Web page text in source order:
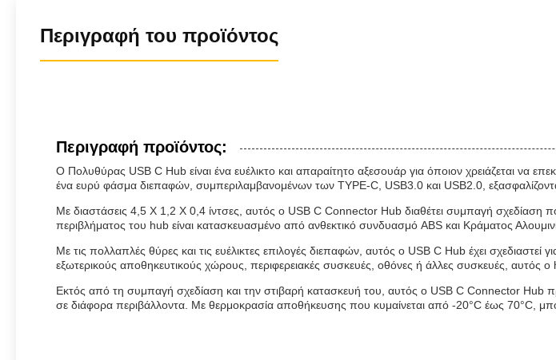
Περιγραφή του προϊόντος
Περιγραφή προϊόντος:
Ο Πολυθύρας USB C Hub είναι ένα ευέλικτο και απαραίτητο αξεσουάρ για όποιον χρειάζεται να
ένα ευρύ φάσμα διεπαφών, συμπεριλαμβανομένων των TYPE-C, USB3.0 και USB2.0,
Με διαστάσεις 4,5 X 1,2 X 0,4 ίντσες, αυτός ο USB C Connector Hub διαθέτει συμπαγή σχεδίαση
περιβλήματος του hub είναι κατασκευασμένο από ανθεκτικό συνδυασμό ABS και Κράματος
Με τις πολλαπλές θύρες και τις ευέλικτες επιλογές διεπαφών, αυτός ο USB C Hub έχει σχεδιαστεί
εξωτερικούς αποθηκευτικούς χώρους, περιφερειακές συσκευές, οθόνες ή άλλες συσκευές, αυτός ο
Εκτός από τη συμπαγή σχεδίαση και την στιβαρή κατασκευή του, αυτός ο USB C Connector Hub
σε διάφορα περιβάλλοντα. Με θερμοκρασία αποθήκευσης που κυμαίνεται από -20°C έως 70°C,